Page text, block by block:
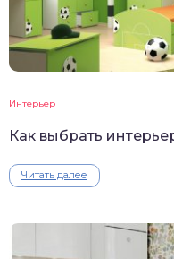
Интерьер
Как выбрать
Читать далее